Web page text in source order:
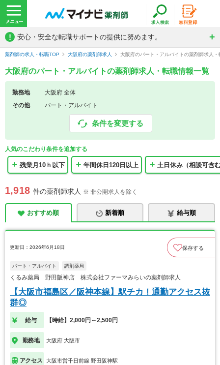
! 安心・安全な転職サポートの提供に努めます。
薬剤師の求人・転職TOP 大阪府の薬剤師求人 大阪府のパート・アルバイトの薬剤師求人
大阪府のパート・アルバイトの薬剤師求人・転職情報一覧
勤務地
大阪府 全体
その他
パート・アルバイト
条件を変更する
人気のこだわり条件を追加する
残業月10ｈ以下 年間休日120日以上 土日休み（相談可含
1,918 件の薬剤師求人 ※ 非公開求人を除く
おすすめ順 新着順 給与順
更新日：2026年6月18日 保存する
パート・アルバイト 調剤薬局
くるみ薬局 野田阪神店 株式会社ファーマみらいの薬剤師求人
【大阪市福島区／阪神本線】駅チカ！通勤アクセス抜
群◎
給与 【時給】2,000円～2,500円
勤務地 大阪府 大阪市
アクセス 大阪市営千日前線 野田阪神駅